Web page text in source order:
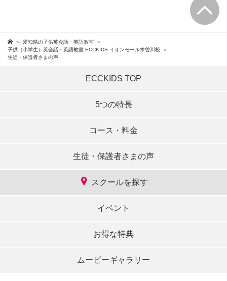
愛知県の子供英会話・英語教室
子供（小学生）英会話・英語教室 ECCKIDS イオンモール木曽川校
生徒・保護者さまの声
ECCKIDS TOP
5つの特長
コース・料金
生徒・保護者さまの声
スクールを探す
イベント
お得な特典
ムービーギャラリー